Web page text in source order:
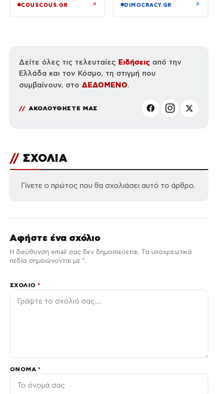
COUSCOUS.GR ↗ DIMOCRACY.GR ↗
Δείτε όλες τις τελευταίες Ειδήσεις από την
Ελλάδα και τον Κόσμο, τη στιγμή που
συμβαίνουν, στο ΔΕΔΟΜΕΝΟ.
ΑΚΟΛΟΥΘΗΣΤΕ ΜΑΣ
// ΣΧΟΛΙΑ
Γίνετε ο πρώτος που θα σχολιάσει αυτό το άρθρο.
Αφήστε ένα σχόλιο
Η διεύθυνση email σας δεν δημοσιεύεται. Τα υποχρεωτικά
πεδία σημειώνονται με *.
ΣΧΌΛΙΟ*
ΌΝΟΜΑ *